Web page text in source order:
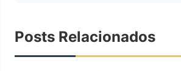
Posts Relacionados